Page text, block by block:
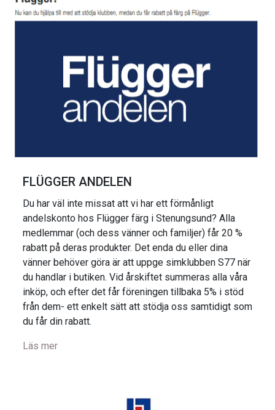
FLÜGGER ANDELEN
Du har väl inte missat att vi har ett förmånligt
andelskonto hos Flügger färg i Stenungsund? Alla
medlemmar (och dess vänner och familjer) får 20 %
rabatt på deras produkter. Det enda du eller dina
vänner behöver göra är att uppge simklubben S77 när
du handlar i butiken. Vid årskiftet summeras alla våra
inköp, och efter det får föreningen tillbaka 5% i stöd
från dem- ett enkelt sätt att stödja oss samtidigt som
du får din rabatt.
Läs mer